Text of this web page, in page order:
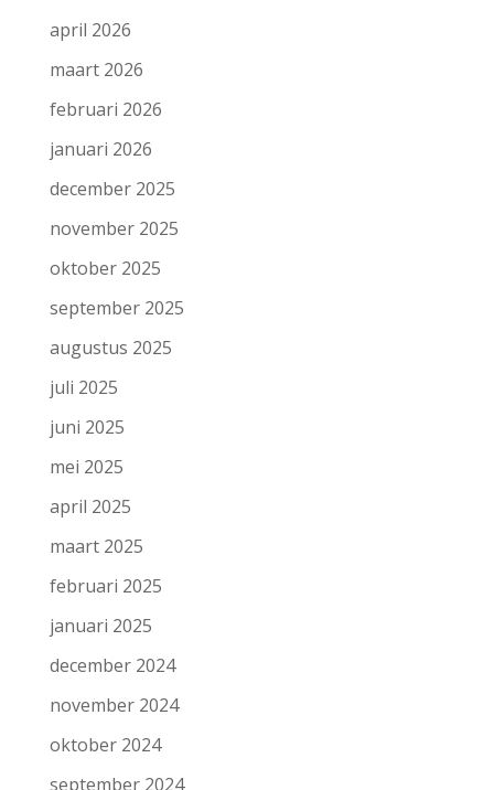
april 2026
maart 2026
februari 2026
januari 2026
december 2025
november 2025
oktober 2025
september 2025
augustus 2025
juli 2025
juni 2025
mei 2025
april 2025
maart 2025
februari 2025
januari 2025
december 2024
november 2024
oktober 2024
september 2024